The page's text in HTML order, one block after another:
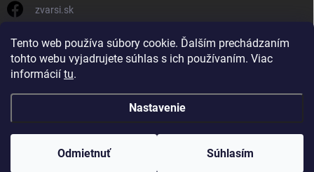
Tento web používa súbory cookie. Ďalším prechádzaním
tohto webu vyjadrujete súhlas s ich používaním. Viac
informácií tu.
Nastavenie
Odmietnuť Súhlasím
zvarsi.sk
zvarsi.sk
Vytvoril Shoptet
Copyright 2026 . Všetky práva vyhradené.